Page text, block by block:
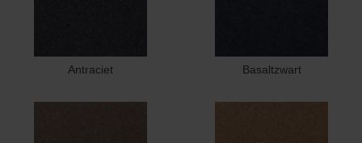
Antraciet Basaltzwart